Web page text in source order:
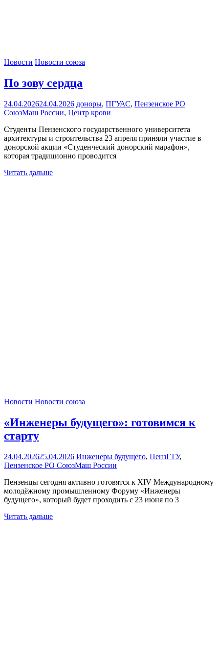
Новости Новости союза
По зову сердца
24.04.202624.04.2026 доноры, ПГУАС, Пензенское РО
СоюзМаш России, Центр крови
Студенты Пензенского государственного университета
архитектуры и строительства 23 апреля приняли участие в
донорской акции «Студенческий донорский марафон»,
которая традиционно проводится
Читать дальше
Новости Новости союза
«Инженеры будущего»: готовимся к
старту
24.04.202625.04.2026 Инженеры будущего, ПензГТУ,
Пензенское РО СоюзМаш России
Пензенцы сегодня активно готовятся к XIV Международному
молодёжному промышленному Форуму «Инженеры
будущего», который будет проходить с 23 июня по 3
Читать дальше